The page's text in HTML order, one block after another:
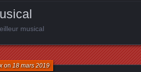
musical
on 18 mars 2019